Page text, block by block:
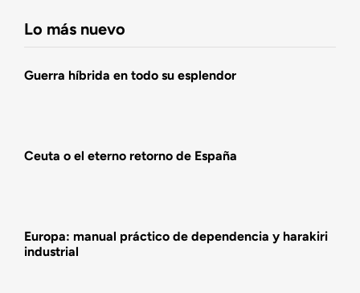
Lo más nuevo
Guerra híbrida en todo su esplendor
Ceuta o el eterno retorno de España
Europa: manual práctico de dependencia y harakiri
industrial